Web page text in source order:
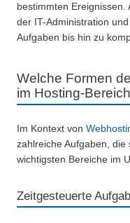
bestimmten
der IT-Administration
Aufgaben bis hin zu
Welche Formen
im Hosting-
Im Kontext von
zahlreiche Aufgaben,
wichtigsten Bereiche im
Zeitgesteuerte